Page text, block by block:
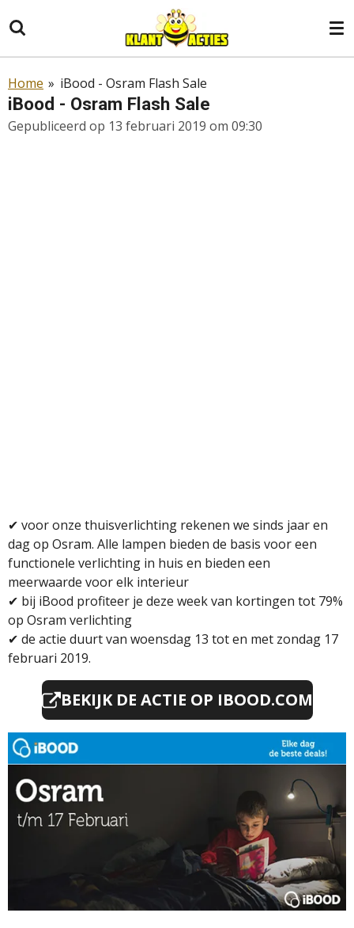
direct
naar
hoofdinhoud
Home » iBood - Osram Flash Sale
iBood - Osram Flash Sale
Gepubliceerd op 13 februari 2019 om 09:30
✔ voor onze thuisverlichting rekenen we sinds jaar en
dag op Osram. Alle lampen bieden de basis voor een
functionele verlichting in huis en bieden een
meerwaarde voor elk interieur
✔ bij iBood profiteer je deze week van kortingen tot 79%
op Osram verlichting
✔ de actie duurt van woensdag 13 tot en met zondag 17
februari 2019.
BEKIJK DE ACTIE OP IBOOD.COM